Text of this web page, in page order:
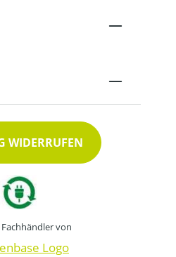
WIDERRUFEN
Fachhändler von